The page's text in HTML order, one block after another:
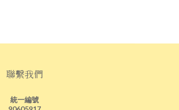
聯繫我們
統一編號